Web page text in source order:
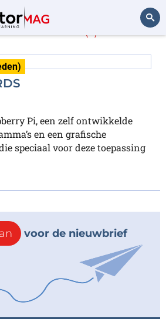
Parzer
Pi, een zelf ontwikkelde
en een grafische
speciaal voor deze toepassing
voor de nieuwbrief